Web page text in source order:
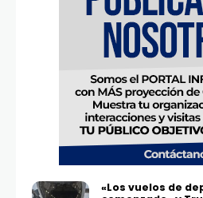
«Los vuelos de